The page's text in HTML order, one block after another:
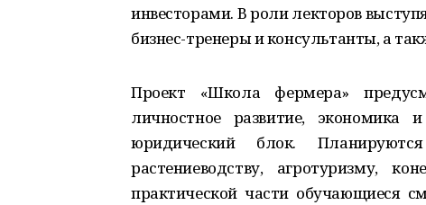
инвесторами. В роли лекторов
бизнес-тренеры и консультанты, а
Проект «Школа фермера»
личностное развитие,
юридический блок.
растениеводству, агротуризму,
практической части обучающиеся